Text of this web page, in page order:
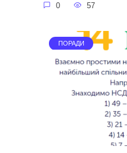
0 57
ПОРАДИ